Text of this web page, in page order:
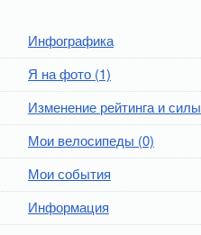
Инфографика
Я на фото (1)
Изменение рейтинга и силы
Мои велосипеды (0)
Мои события
Информация